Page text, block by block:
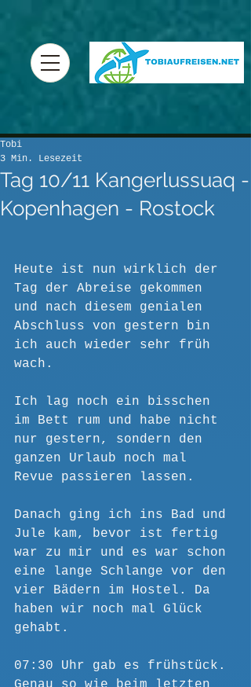
Tag 10/11 Kangerlussuaq -
Kopenhagen - Rostock
Tobi
3 Min. Lesezeit
Heute ist nun wirklich der
Tag der Abreise gekommen
und nach diesem genialen
Abschluss von gestern bin
ich auch wieder sehr früh
wach.
Ich lag noch ein bisschen
im Bett rum und habe nicht
nur gestern, sondern den
ganzen Urlaub noch mal
Revue passieren lassen.
Danach ging ich ins Bad und
Jule kam, bevor ist fertig
war zu mir und es war schon
eine lange Schlange vor den
vier Bädern im Hostel. Da
haben wir noch mal Glück
gehabt.
07:30 Uhr gab es frühstück.